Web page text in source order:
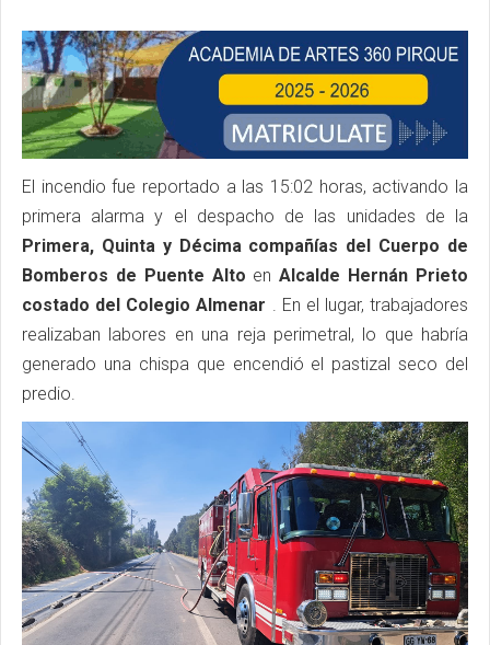
El incendio fue reportado a las 15:02 horas, activando la
primera alarma y el despacho de las unidades de la
Primera, Quinta y Décima compañías del Cuerpo de
Bomberos de Puente Alto en Alcalde Hernán Prieto
costado del Colegio Almenar . En el lugar, trabajadores
realizaban labores en una reja perimetral, lo que habría
generado una chispa que encendió el pastizal seco del
predio.